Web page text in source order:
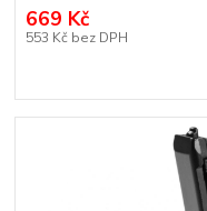
669 Kč
553 Kč bez DPH